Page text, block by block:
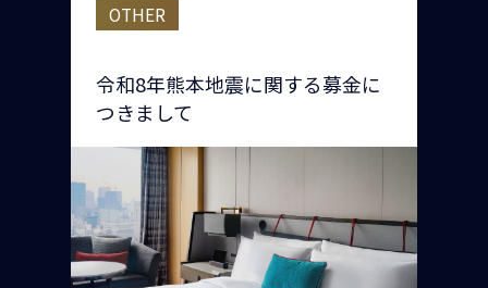
OTHER
令和8年熊本地震に関する募金に
つきまして